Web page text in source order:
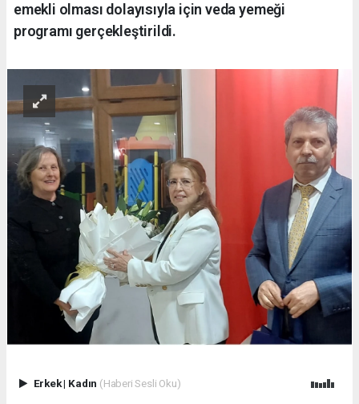
emekli olması dolayısıyla için veda yemeği
programı gerçekleştirildi.
Erkek| Kadın (Haberi Sesli Oku)